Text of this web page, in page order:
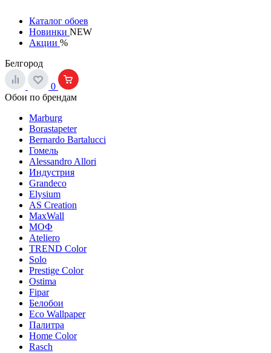
Каталог обоев
Новинки NEW
Акции %
Белгород
0
Обои по брендам
Marburg
Borastapeter
Bernardo Bartalucci
Гомель
Alessandro Allori
Индустрия
Grandeco
Elysium
AS Creation
MaxWall
МОФ
Ateliero
TREND Color
Solo
Prestige Color
Ostima
Fipar
Белобои
Eco Wallpaper
Палитра
Home Color
Rasch